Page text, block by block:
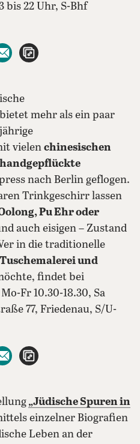
bis 22 Uhr, S-Bhf
WhatsApp teilen
per E-Mail teilen
bietet mehr als ein paar
vielen chinesischen
handgepflückte
nach Berlin geflogen.
Trinkgeschirr lassen
Pu Ehr oder
auch eisigen – Zustand
in die traditionelle
Tuschemalerei und
findet bei
Fr 10.30-18.30, Sa
77, Friedenau, S/U-
WhatsApp teilen
per E-Mail teilen
„Jüdische Spuren in
einzelner Biografien
Leben an der